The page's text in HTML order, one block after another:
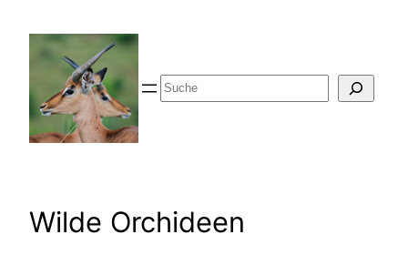
springen
Suche
Wilde Orchideen